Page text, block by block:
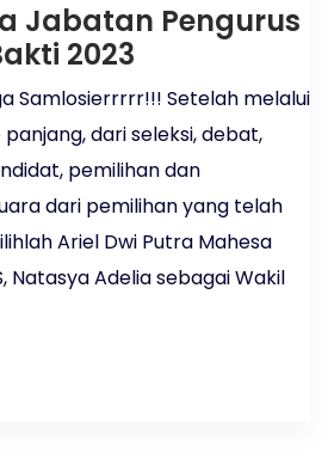
Jabatan Pengurus
2023
Samlosierrrrr!!! Setelah melalui
dari seleksi, debat,
pemilihan dan
dari pemilihan yang telah
Ariel Dwi Putra Mahesa
Natasya Adelia sebagai Wakil